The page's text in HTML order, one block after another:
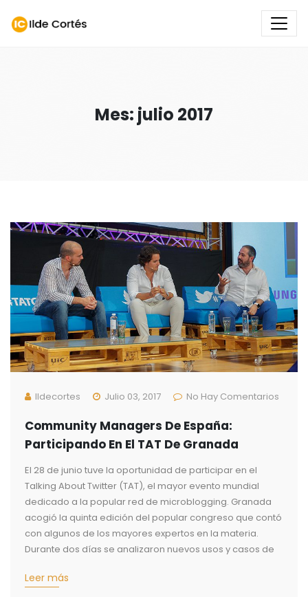
Mes: julio 2017
Ildecortes Julio 03, 2017 No Hay Comentarios
Community Managers De España:
Participando En El TAT De Granada
El 28 de junio tuve la oportunidad de participar en el
Talking About Twitter (TAT), el mayor evento mundial
dedicado a la popular red de microblogging. Granada
acogió la quinta edición del popular congreso que contó
con algunos de los mayores expertos en la materia.
Durante dos días se analizaron nuevos usos y casos de
Leer más